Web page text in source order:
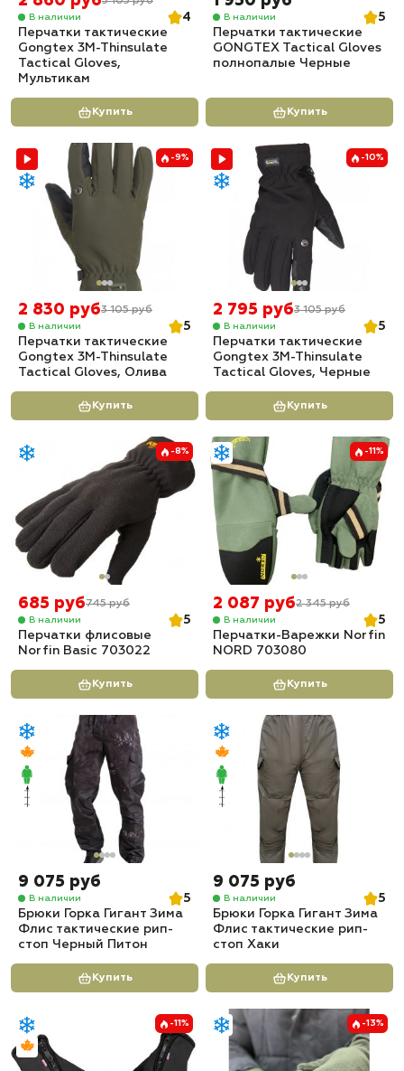
В наличии
4
Перчатки тактические
Gongtex 3M-Thinsulate
Tactical Gloves,
Мультикам
Купить
В наличии
5
Перчатки тактические
GONGTEX Tactical Gloves
полнопалые Черные
Купить
-9%
2 830 руб3 105 руб
В наличии
5
Перчатки тактические
Gongtex 3M-Thinsulate
Tactical Gloves, Олива
Купить
-10%
2 795 руб3 105 руб
В наличии
5
Перчатки тактические
Gongtex 3M-Thinsulate
Tactical Gloves, Черные
Купить
-8%
685 руб745 руб
В наличии
5
Перчатки флисовые
Norfin Basic 703022
Купить
-11%
2 087 руб2 345 руб
В наличии
5
Перчатки-Варежки Norfin
NORD 703080
Купить
9 075 руб
В наличии
5
Брюки Горка Гигант Зима
Флис тактические рип-
стоп Черный Питон
Купить
9 075 руб
В наличии
5
Брюки Горка Гигант Зима
Флис тактические рип-
стоп Хаки
Купить
-11% -13%